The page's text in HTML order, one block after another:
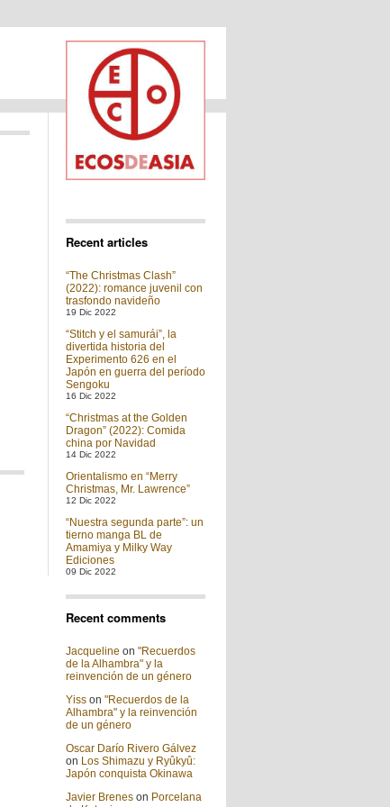
Recent articles
“The Christmas Clash”
(2022): romance juvenil con
trasfondo navideño
19 Dic 2022
“Stitch y el samurái”, la
divertida historia del
Experimento 626 en el
Japón en guerra del período
Sengoku
16 Dic 2022
“Christmas at the Golden
Dragon” (2022): Comida
china por Navidad
14 Dic 2022
Orientalismo en “Merry
Christmas, Mr. Lawrence”
12 Dic 2022
“Nuestra segunda parte”: un
tierno manga BL de
Amamiya y Milky Way
Ediciones
09 Dic 2022
Recent comments
Jacqueline on "Recuerdos
de la Alhambra" y la
reinvención de un género
Yiss on "Recuerdos de la
Alhambra" y la reinvención
de un género
Oscar Darío Rivero Gálvez
on Los Shimazu y Ryûkyû:
Japón conquista Okinawa
Javier Brenes on Porcelana